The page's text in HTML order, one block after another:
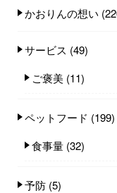
かおりんの想い
サービス (49)
ご褒美 (11)
ペットフード (199)
食事量 (32)
予防 (5)